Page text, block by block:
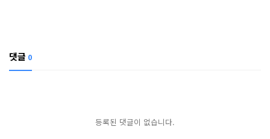
댓글 0
등록된 댓글이 없습니다.